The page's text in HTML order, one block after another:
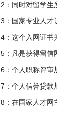
2：同时对留学生
3：国家专业人才
4：这个入网证书
5：凡是获得留信
6：个人职称评审
7：个人信誉贷款
8：在国家人才网